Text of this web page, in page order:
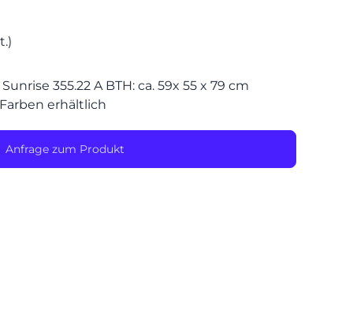
355.22 A BTH: ca. 59x 55 x 79 cm
erhältlich
Anfrage zum Produkt